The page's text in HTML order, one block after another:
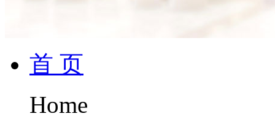
首 页
Home